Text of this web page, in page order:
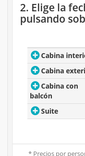
2. Elige la
pulsando
Cabina
Cabina
Cabina con
balcón
Suite
* Precios por